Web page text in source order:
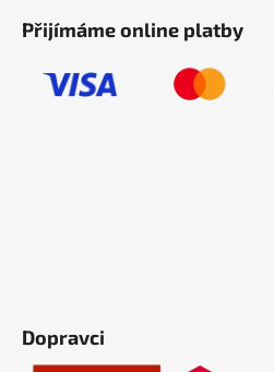
Přijímáme online platby
Dopravci